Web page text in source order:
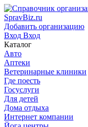
SpravBiz.ru
Добавить организацию
Вход Вход
Каталог
Авто
Аптеки
Ветеринарные клиники
Где поесть
Госуслуги
Для детей
Дома отдыха
Интернет компании